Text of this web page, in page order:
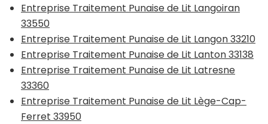
Entreprise Traitement Punaise de Lit Langoiran
33550
Entreprise Traitement Punaise de Lit Langon 33210
Entreprise Traitement Punaise de Lit Lanton 33138
Entreprise Traitement Punaise de Lit Latresne
33360
Entreprise Traitement Punaise de Lit Lège-Cap-
Ferret 33950